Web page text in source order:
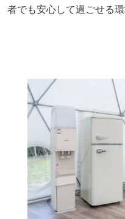
者でも安心して過ごせる環